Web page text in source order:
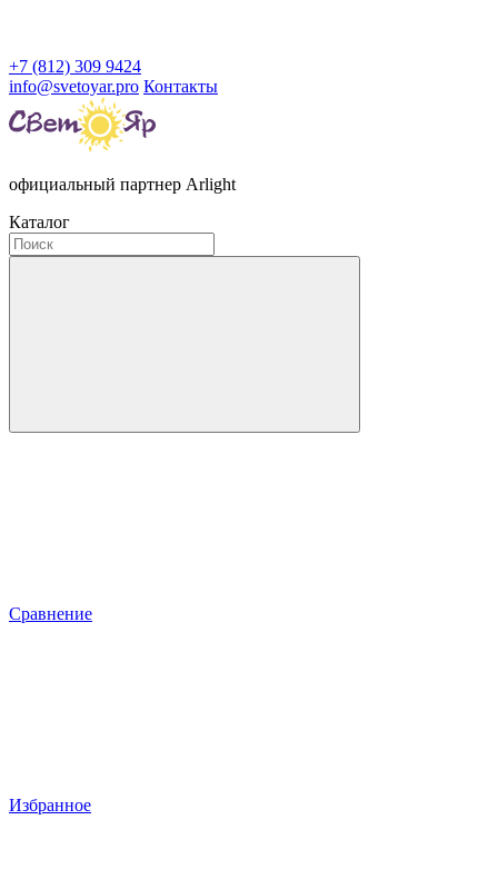
+7 (812) 309 9424
info@svetoyar.pro Контакты
официальный партнер Arlight
Каталог
Сравнение
Избранное